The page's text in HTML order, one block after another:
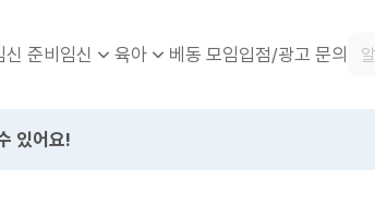
신 준비임신 육아 베동 모임입점/광고 문의
있어요!